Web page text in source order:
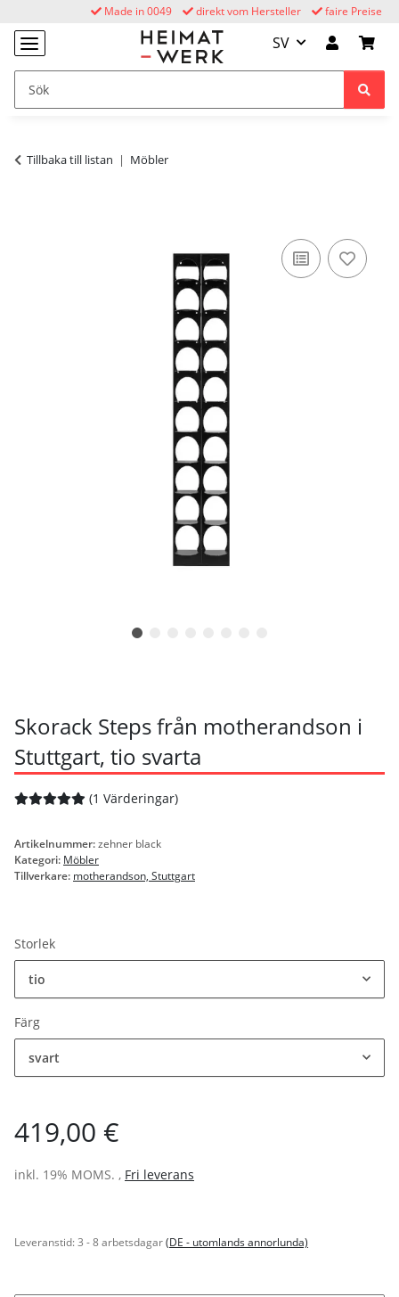
faire Preise
direkt vom Hersteller
Made in 0049
SV
Tillbaka till listan Möbler
Skorack Steps från motherandson i
Stuttgart, tio svarta
(1 Värderingar)
Artikelnummer:zehner black
Kategori: Möbler
Tillverkare: motherandson, Stuttgart
Storlek
tio
Färg
svart
419,00 €
inkl. 19% MOMS. , Fri leverans
Leveranstid:3 - 8 arbetsdagar(DE - utomlands annorlunda)